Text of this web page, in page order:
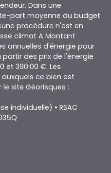
Dans une
part moyenne du budget
procédure n'est en
climat A Montant
annuelles d'énergie pour
des prix de l'énergie
et 390.00 €. Les
ce bien est
site Géorisques :
individuelle) • RSAC